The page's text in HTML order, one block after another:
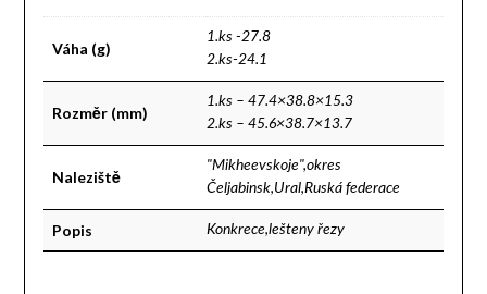
Váha (g)
1.ks -27.8
2.ks-24.1
Rozměr (mm)
1.ks – 47.4×38.8×15.3
2.ks – 45.6×38.7×13.7
Naleziště
"Mikheevskoje",okres
Čeljabinsk,Ural,Ruská federace
Popis Konkrece,lešteny řezy